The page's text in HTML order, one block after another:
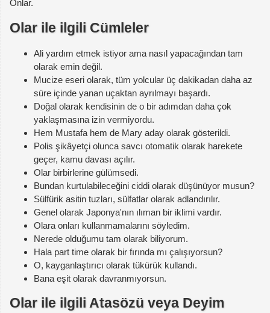
Onlar.
Olar ile ilgili Cümleler
Ali yardım etmek istiyor ama nasıl yapacağından tam
olarak emin değil.
Mucize eseri olarak, tüm yolcular üç dakikadan daha az
süre içinde yanan uçaktan ayrılmayı başardı.
Doğal olarak kendisinin de o bir adımdan daha çok
yaklaşmasına izin vermiyordu.
Hem Mustafa hem de Mary aday olarak gösterildi.
Polis şikâyetçi olunca savcı otomatik olarak harekete
geçer, kamu davası açılır.
Olar birbirlerine gülümsedi.
Bundan kurtulabileceğini ciddi olarak düşünüyor musun?
Sülfürik asitin tuzları, sülfatlar olarak adlandırılır.
Genel olarak Japonya'nın ılıman bir iklimi vardır.
Olara onları kullanmamalarını söyledim.
Nerede olduğumu tam olarak biliyorum.
Hala part time olarak bir fırında mı çalışıyorsun?
O, kayganlaştırıcı olarak tükürük kullandı.
Bana eşit olarak davranmıyorsun.
Olar ile ilgili Atasözü veya Deyim